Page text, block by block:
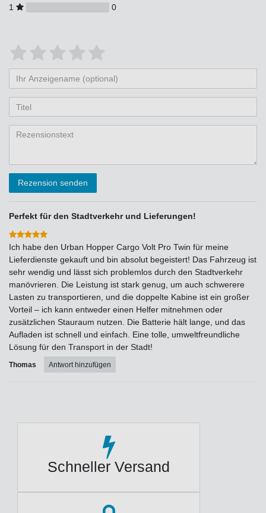
1
0
Bewertungssterne
von
5
Bewertungssternen
4
von
5
Bewertungssternen
3
von
5
Bewertungssternen
2
von
5
Bewertungssternen
1
von
5
Bewertungssternen
Anzeigename
(optional)
Rezension senden
Perfekt für den Stadtverkehr und Lieferungen!
Ich habe den Urban Hopper Cargo Volt Pro Twin für meine
Lieferdienste gekauft und bin absolut begeistert! Das Fahrzeug ist
sehr wendig und lässt sich problemlos durch den Stadtverkehr
manövrieren. Die Leistung ist stark genug, um auch schwerere
Lasten zu transportieren, und die doppelte Kabine ist ein großer
Vorteil – ich kann entweder einen Helfer mitnehmen oder
zusätzlichen Stauraum nutzen. Die Batterie hält lange, und das
Aufladen ist schnell und einfach. Eine tolle, umweltfreundliche
Lösung für den Transport in der Stadt!
Thomas Antwort hinzufügen
Schneller Versand